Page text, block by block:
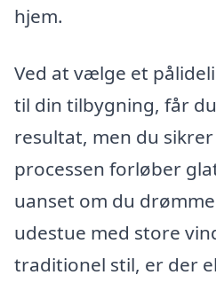
hjem.
Ved at vælge et
til din tilbygning, får
resultat, men du
processen forløber
uanset om du
udestue med store
traditionel stil, er der